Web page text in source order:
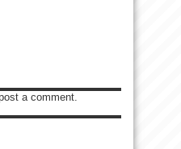
a comment.